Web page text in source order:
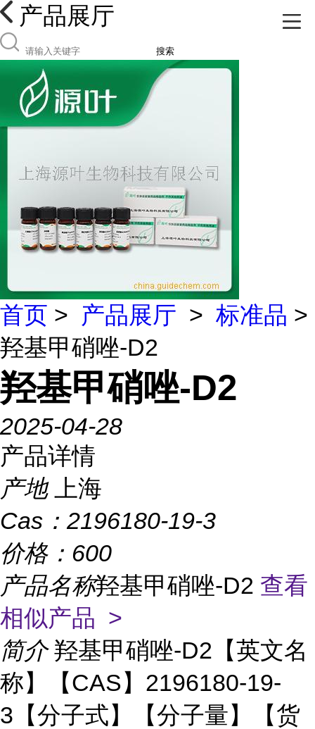
产品展厅
搜索
首页 > 产品展厅 > 标准品 >
羟基甲硝唑-D2
羟基甲硝唑-D2
2025-04-28
产品详情
产地
上海
Cas： 2196180-19-3
价格： 600
产品名称羟基甲硝唑-D2 查看
相似产品 >
简介 羟基甲硝唑-D2【英文名
称】【CAS】2196180-19-
3【分子式】【分子量】【货